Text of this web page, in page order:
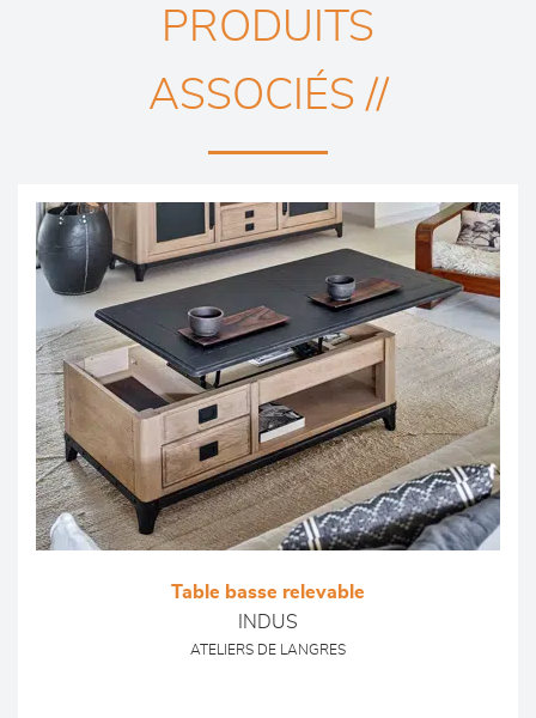
PRODUITS
ASSOCIÉS //
Table basse relevable
INDUS
ATELIERS DE LANGRES